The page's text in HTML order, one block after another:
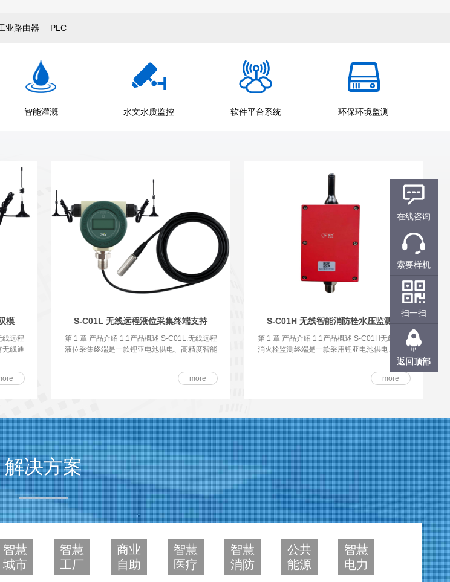
业路由器 PLC
智能灌溉 水文水质监控 软件平台系统 环保环境监测
模
线远程
无线通
S-C01L 无线远程液位采集终端支持
第 1 章 产品介绍 1.1产品概述 S-C01L.无线远程
液位采集终端是一款锂亚电池供电、高精度智能
more
S-C01H 无线智能消防栓水压监测终
第 1 章 产品介绍 1.1产品概述 S-C01H无线智能
消火栓监测终端是一款采用锂亚电池供电、超低
more
解决方案
智慧
城市
智慧
工厂
商业
自助
智慧
医疗
智慧
消防
公共
能源
智慧
电力
在线咨询
索要样机
扫一扫
返回顶部